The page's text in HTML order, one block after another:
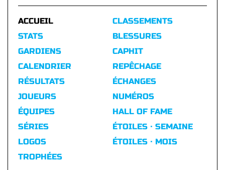
ACCUEIL
STATS
GARDIENS
CALENDRIER
RÉSULTATS
CLASSEMENTS
BLESSURES
CAPHIT
REPÊCHAGE
ÉCHANGES
JOUEURS
ÉQUIPES
SÉRIES
LOGOS
TROPHÉES
NUMÉROS
HALL OF FAME
ÉTOILES · SEMAINE
ÉTOILES · MOIS